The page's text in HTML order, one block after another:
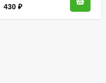
430 ₽